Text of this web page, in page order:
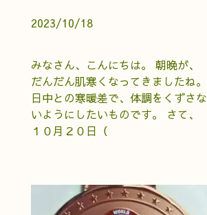
2023/10/18
みなさん、こんにちは。 朝晩が、
だんだん肌寒くなってきましたね。
日中との寒暖差で、体調をくずさな
いようにしたいものです。 さて、
１０月２０日（